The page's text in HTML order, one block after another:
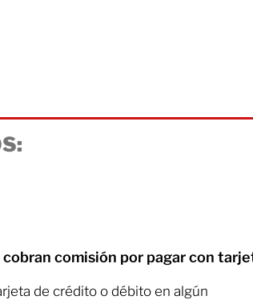
comisión por pagar con
de crédito o débito en algún